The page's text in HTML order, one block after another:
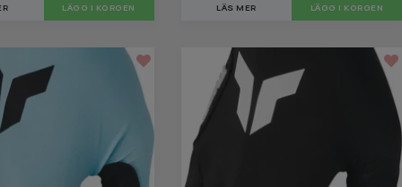
LÄGG I KORGEN LÄS MER LÄGG I KORGEN